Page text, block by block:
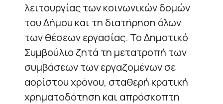
λειτουργίας των κοινωνικών δομών
του Δήμου και τη διατήρηση όλων
των θέσεων εργασίας. Το Δημοτικό
Συμβούλιο ζητά τη μετατροπή των
συμβάσεων των εργαζομένων σε
αορίστου χρόνου, σταθερή κρατική
χρηματοδότηση και απρόσκοπτη